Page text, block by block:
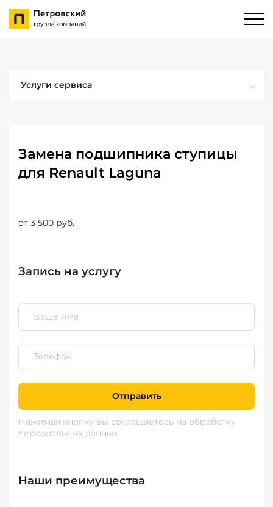
Услуги сервиса
Замена подшипника ступицы
для Renault Laguna
от 3 500 руб.
Запись на услугу
Отправить
Нажимая кнопку вы соглашаетесь на обработку
персональных данных
Наши преимущества